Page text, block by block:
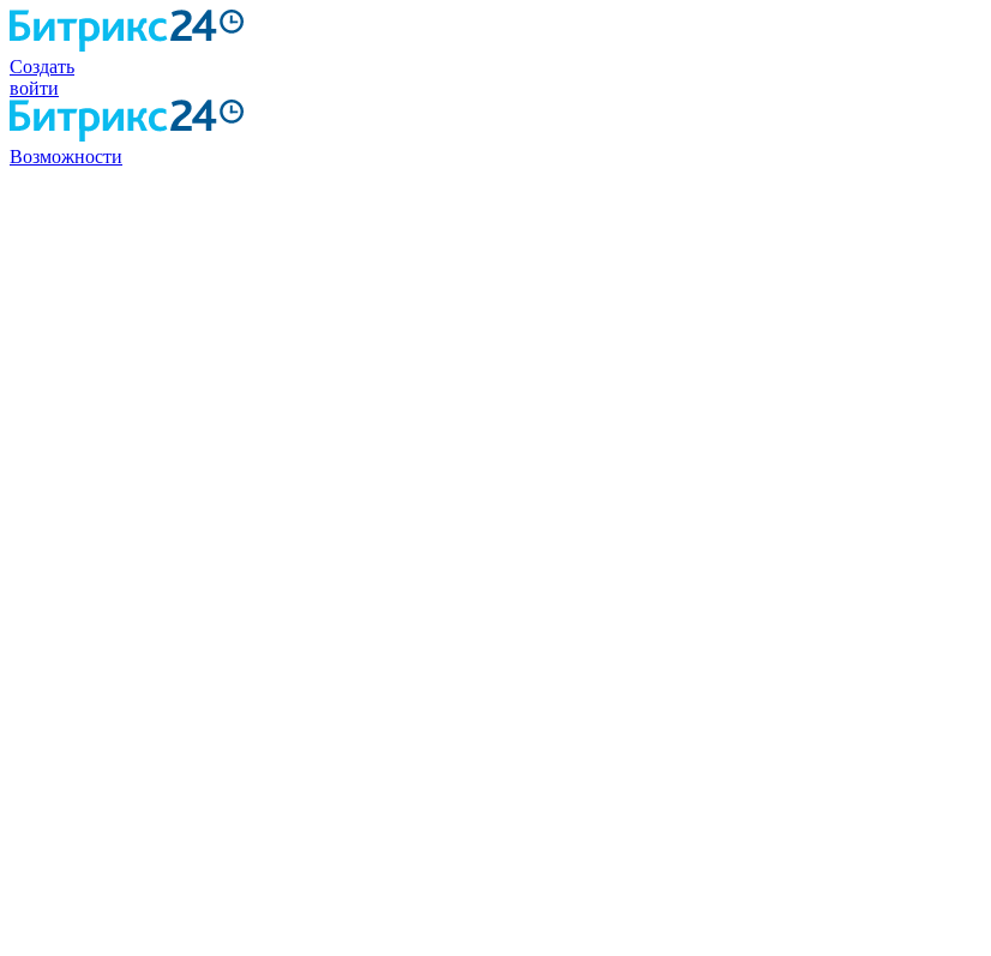
Создать
войти
Возможности